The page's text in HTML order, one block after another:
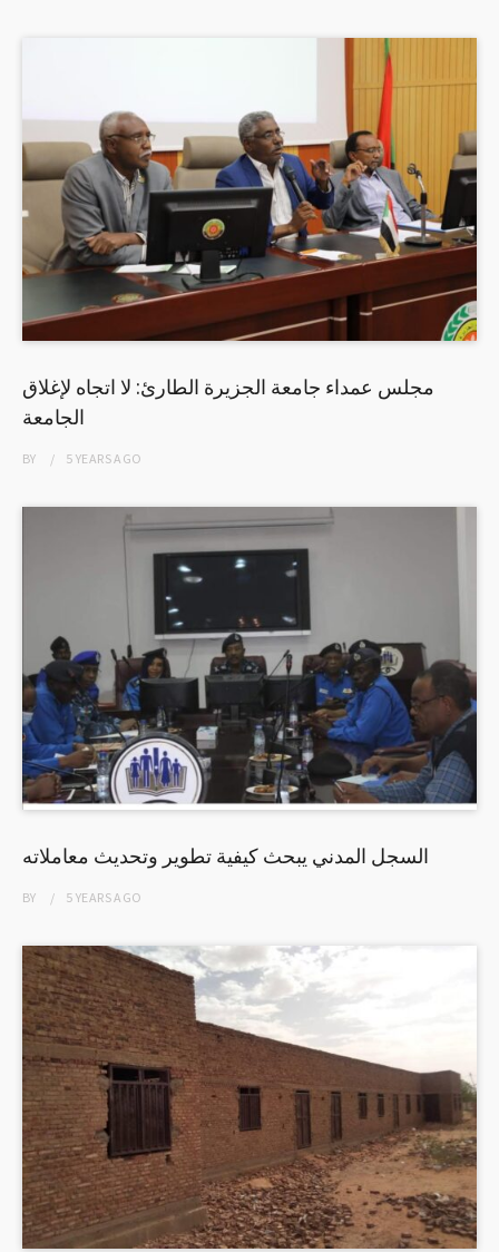
مجلس عمداء جامعة الجزيرة الطارئ: لا اتجاه لإغلاق
الجامعة
BY 5 YEARSAGO
السجل المدني يبحث كيفية تطوير وتحديث معاملاته
BY 5 YEARSAGO